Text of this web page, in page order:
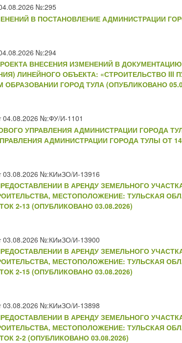
№:295
В ПОСТАНОВЛЕНИЕ АДМИНИСТРАЦИИ
№:294
ВНЕСЕНИЯ ИЗМЕНЕНИЙ В
ЛИНЕЙНОГО ОБЪЕКТА: «СТРОИТЕЛЬСТВО
ГОРОД ТУЛА (ОПУБЛИКОВАНО
04.08.2026 №:ФУ/И-1101
УПРАВЛЕНИЯ АДМИНИСТРАЦИИ ГОРОДА
АДМИНИСТРАЦИИ ГОРОДА ТУЛЫ ОТ
03.08.2026 №:КИиЗО/И-13916
В АРЕНДУ ЗЕМЕЛЬНОГО
МЕСТОПОЛОЖЕНИЕ: ТУЛЬСКАЯ
2-13 (ОПУБЛИКОВАНО 03.08.2026)
03.08.2026 №:КИиЗО/И-13900
В АРЕНДУ ЗЕМЕЛЬНОГО
МЕСТОПОЛОЖЕНИЕ: ТУЛЬСКАЯ
2-15 (ОПУБЛИКОВАНО 03.08.2026)
03.08.2026 №:КИиЗО/И-13898
В АРЕНДУ ЗЕМЕЛЬНОГО
МЕСТОПОЛОЖЕНИЕ: ТУЛЬСКАЯ
2-2 (ОПУБЛИКОВАНО 03.08.2026)